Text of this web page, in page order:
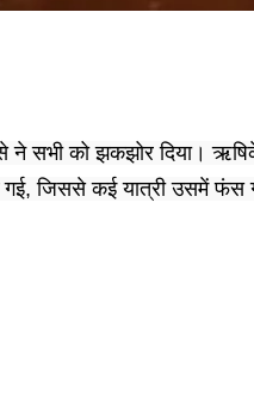
सभी को झकझोर दिया।
कई यात्री उसमें फंस